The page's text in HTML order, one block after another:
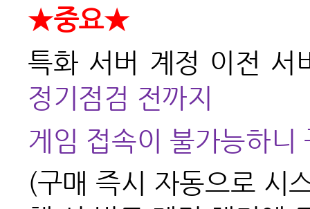
★중요★
특화 서버 계정 이전
정기점검 전까지
게임 접속이 불가능하
(구매 즉시 자동으로 시